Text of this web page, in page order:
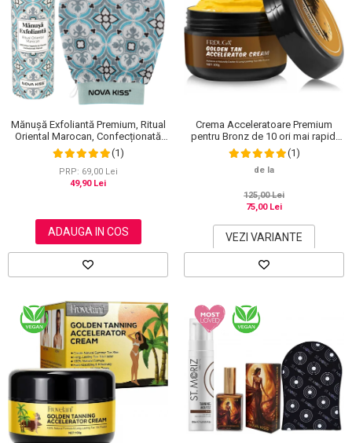
Mănușă Exfoliantă Premium, Ritual
Oriental Marocan, Confecționată
Manual, NOVA KISS®
(1)
PRP: 69,00 Lei
49,90 Lei
ADAUGA IN COS
Crema Acceleratoare Premium
pentru Bronz de 10 ori mai rapid,
Efect Intensificator, Ingrediente
100% Naturale, Frduga
(1)
de la
125,00 Lei
75,00 Lei
VEZI VARIANTE